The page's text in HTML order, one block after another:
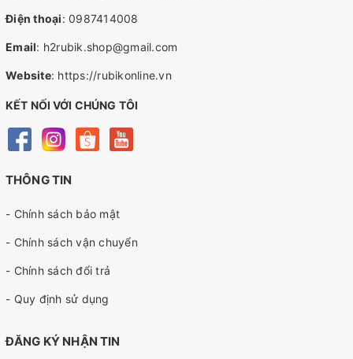
Điện thoại: 0987414008
Email: h2rubik.shop@gmail.com
Website: https://rubikonline.vn
KẾT NỐI VỚI CHÚNG TÔI
THÔNG TIN
- Chính sách bảo mật
- Chính sách vận chuyển
- Chính sách đổi trả
- Quy định sử dụng
ĐĂNG KÝ NHẬN TIN